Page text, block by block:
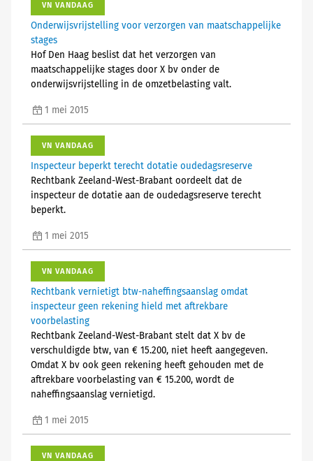
VN VANDAAG
Onderwijsvrijstelling voor verzorgen van maatschappelijke
stages
Hof Den Haag beslist dat het verzorgen van
maatschappelijke stages door X bv onder de
onderwijsvrijstelling in de omzetbelasting valt.
1 mei 2015
VN VANDAAG
Inspecteur beperkt terecht dotatie oudedagsreserve
Rechtbank Zeeland-West-Brabant oordeelt dat de
inspecteur de dotatie aan de oudedagsreserve terecht
beperkt.
1 mei 2015
VN VANDAAG
Rechtbank vernietigt btw-naheffingsaanslag omdat
inspecteur geen rekening hield met aftrekbare
voorbelasting
Rechtbank Zeeland-West-Brabant stelt dat X bv de
verschuldigde btw, van € 15.200, niet heeft aangegeven.
Omdat X bv ook geen rekening heeft gehouden met de
aftrekbare voorbelasting van € 15.200, wordt de
naheffingsaanslag vernietigd.
1 mei 2015
VN VANDAAG